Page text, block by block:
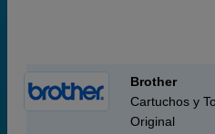
Brother
Cartuchos y
Original